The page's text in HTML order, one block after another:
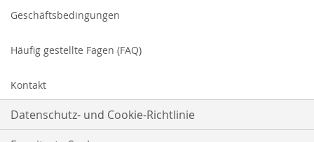
Geschäftsbedingungen
Häufig gestellte Fagen (FAQ)
Kontakt
Datenschutz- und Cookie-Richtlinie